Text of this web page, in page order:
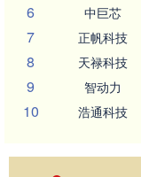
6 中巨芯
7 正帆科技
8 天禄科技
9 智动力
10 浩通科技